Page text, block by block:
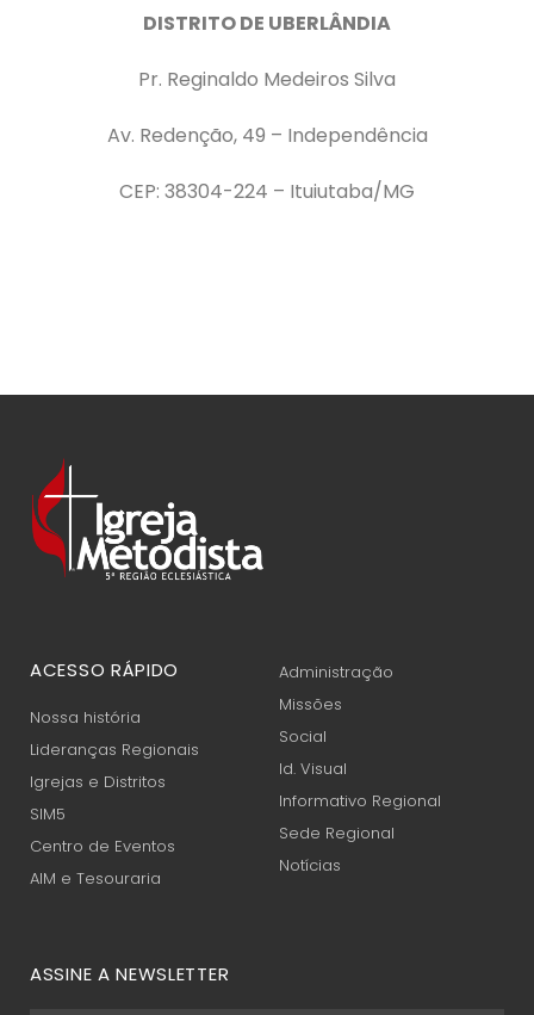
DISTRITO DE UBERLÂNDIA
Pr. Reginaldo Medeiros Silva
Av. Redenção, 49 – Independência
CEP: 38304-224 – Ituiutaba/MG
ACESSO RÁPIDO
Nossa história
Lideranças Regionais
Igrejas e Distritos
SIM5
Centro de Eventos
AIM e Tesouraria
Administração
Missões
Social
Id. Visual
Informativo Regional
Sede Regional
Notícias
ASSINE A NEWSLETTER